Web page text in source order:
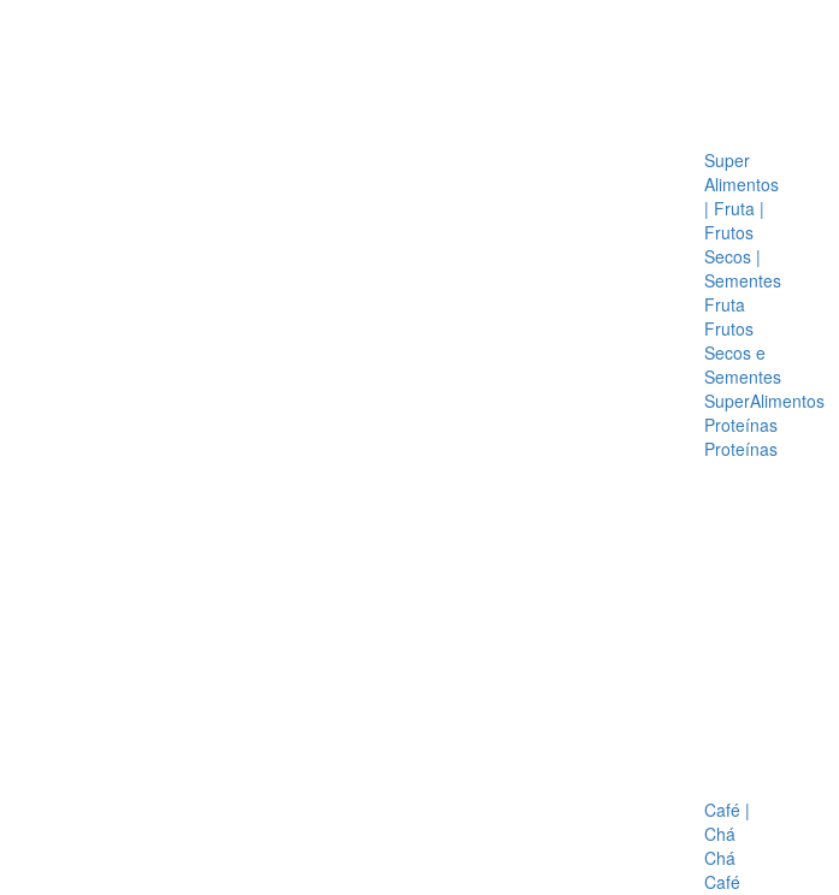
Super
Alimentos
| Fruta |
Frutos
Secos |
Sementes
Fruta
Frutos
Secos e
Sementes
SuperAlimentos
Proteínas
Proteínas
Café |
Chá
Chá
Café